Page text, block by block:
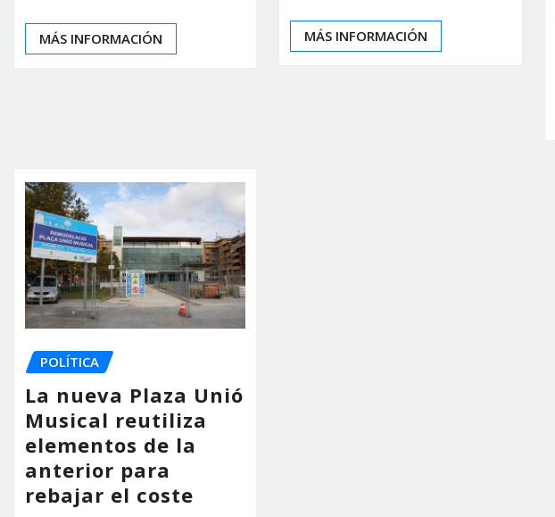
MÁS INFORMACIÓN MÁS INFORMACIÓN
POLÍTICA
La nueva Plaza Unió
Musical reutiliza
elementos de la
anterior para
rebajar el coste